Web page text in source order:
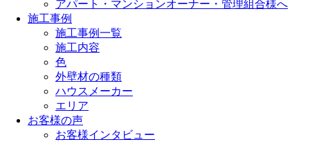
アパート・マンションオーナー・管理組合様へ
施工事例
施工事例一覧
施工内容
色
外壁材の種類
ハウスメーカー
エリア
お客様の声
お客様インタビュー